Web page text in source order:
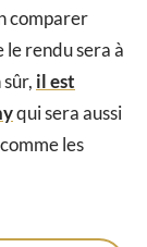
comparer
le rendu sera à
il est
qui sera aussi
les